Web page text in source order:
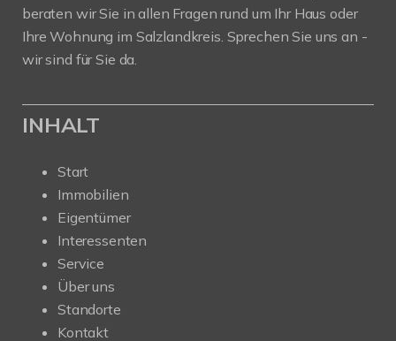
beraten wir Sie in allen Fragen rund um Ihr Haus oder
Ihre Wohnung im Salzlandkreis. Sprechen Sie uns an -
wir sind für Sie da.
INHALT
Start
Immobilien
Eigentümer
Interessenten
Service
Über uns
Standorte
Kontakt